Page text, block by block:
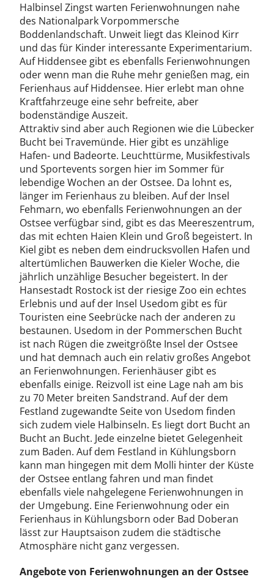
Halbinsel Zingst warten Ferienwohnungen nahe
des Nationalpark Vorpommersche
Boddenlandschaft. Unweit liegt das Kleinod Kirr
und das für Kinder interessante Experimentarium.
Auf Hiddensee gibt es ebenfalls Ferienwohnungen
oder wenn man die Ruhe mehr genießen mag, ein
Ferienhaus auf Hiddensee. Hier erlebt man ohne
Kraftfahrzeuge eine sehr befreite, aber
bodenständige Auszeit.
Attraktiv sind aber auch Regionen wie die Lübecker
Bucht bei Travemünde. Hier gibt es unzählige
Hafen- und Badeorte. Leuchttürme, Musikfestivals
und Sportevents sorgen hier im Sommer für
lebendige Wochen an der Ostsee. Da lohnt es,
länger im Ferienhaus zu bleiben. Auf der Insel
Fehmarn, wo ebenfalls Ferienwohnungen an der
Ostsee verfügbar sind, gibt es das Meereszentrum,
das mit echten Haien Klein und Groß begeistert. In
Kiel gibt es neben dem eindrucksvollen Hafen und
altertümlichen Bauwerken die Kieler Woche, die
jährlich unzählige Besucher begeistert. In der
Hansestadt Rostock ist der riesige Zoo ein echtes
Erlebnis und auf der Insel Usedom gibt es für
Touristen eine Seebrücke nach der anderen zu
bestaunen. Usedom in der Pommerschen Bucht
ist nach Rügen die zweitgrößte Insel der Ostsee
und hat demnach auch ein relativ großes Angebot
an Ferienwohnungen. Ferienhäuser gibt es
ebenfalls einige. Reizvoll ist eine Lage nah am bis
zu 70 Meter breiten Sandstrand. Auf der dem
Festland zugewandte Seite von Usedom finden
sich zudem viele Halbinseln. Es liegt dort Bucht an
Bucht an Bucht. Jede einzelne bietet Gelegenheit
zum Baden. Auf dem Festland in Kühlungsborn
kann man hingegen mit dem Molli hinter der Küste
der Ostsee entlang fahren und man findet
ebenfalls viele nahgelegene Ferienwohnungen in
der Umgebung. Eine Ferienwohnung oder ein
Ferienhaus in Kühlungsborn oder Bad Doberan
lässt zur Hauptsaison zudem die städtische
Atmosphäre nicht ganz vergessen.
Angebote von Ferienwohnungen an der Ostsee